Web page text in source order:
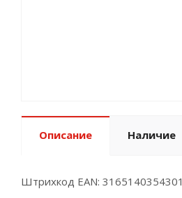
Описание Наличие
Штрихкод EAN: 3165140354301